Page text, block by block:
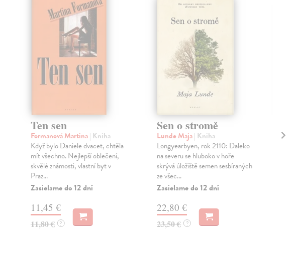
Ten sen
Formanová Martina| Kniha
Když bylo Daniele dvacet, chtěla
mít všechno. Nejlepší oblečení,
skvělé známosti, vlastní byt v
Praz...
Zasielame do 12 dní
11,45 €
11,80 € ?
Sen o stromě
Lunde Maja| Kniha
Longyearbyen, rok 2110: Daleko
na severu se hluboko v hoře
skrývá úložiště semen sesbíraných
ze všec...
Zasielame do 12 dní
22,80 €
23,50 € ?